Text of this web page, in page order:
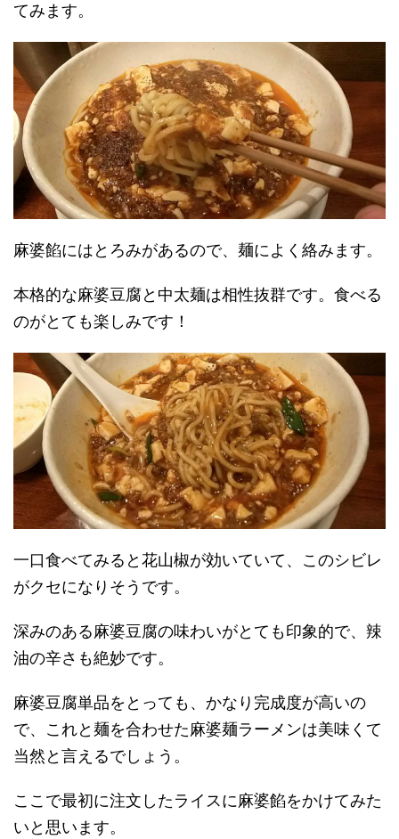
てみます。
麻婆餡にはとろみがあるので、麺によく絡みます。
本格的な麻婆豆腐と中太麺は相性抜群です。食べる
のがとても楽しみです！
一口食べてみると花山椒が効いていて、このシビレ
がクセになりそうです。
深みのある麻婆豆腐の味わいがとても印象的で、辣
油の辛さも絶妙です。
麻婆豆腐単品をとっても、かなり完成度が高いの
で、これと麺を合わせた麻婆麺ラーメンは美味くて
当然と言えるでしょう。
ここで最初に注文したライスに麻婆餡をかけてみた
いと思います。